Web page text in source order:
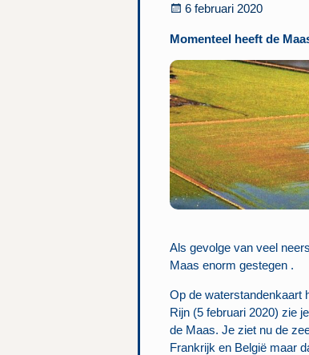
6 februari 2020
Momenteel heeft de
Als gevolge van veel
Maas enorm gestegen .
Op de waterstandenkaart
Rijn (5 februari 2020) zie
de Maas. Je ziet nu de
Frankrijk en België maar